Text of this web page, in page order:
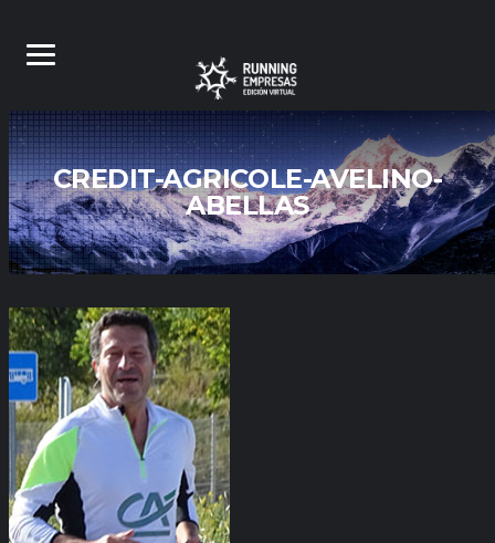
CREDIT-AGRICOLE-AVELINO-
ABELLAS